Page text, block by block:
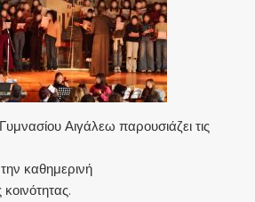
Αιγάλεω παρουσιάζει τις
καθημερινή